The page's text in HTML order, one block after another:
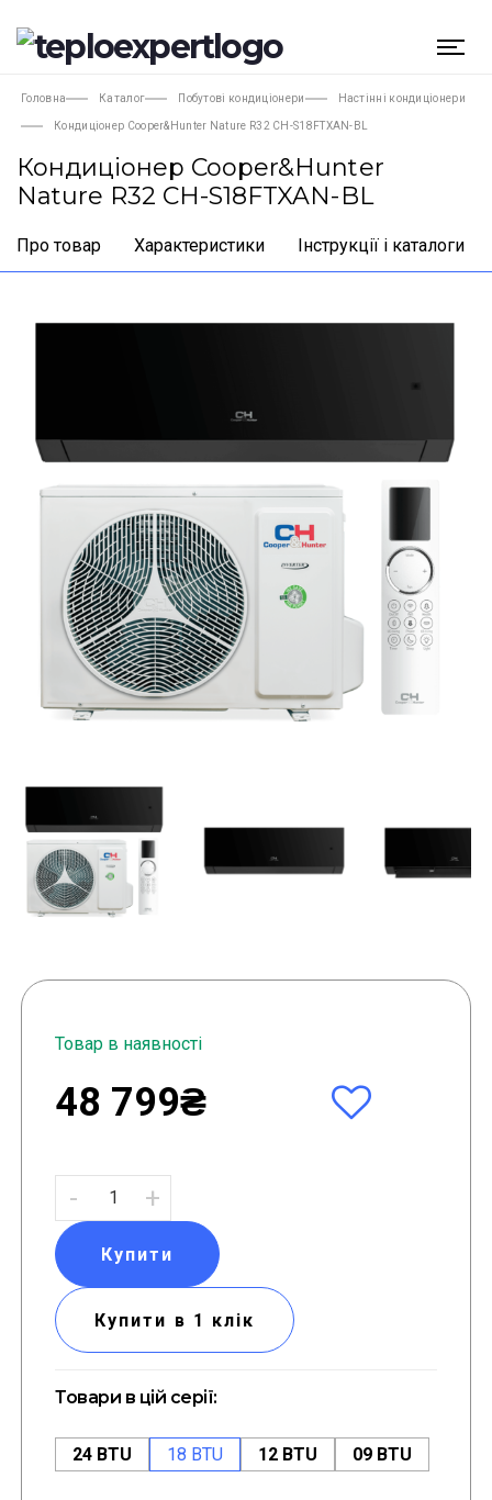
Головна Каталог Побутові кондиціонери Настінні кондиціонери
Кондиціонер Cooper&Hunter Nature R32 CH-S18FTXAN-BL
Кондиціонер Cooper&Hunter
Nature R32 CH-S18FTXAN-BL
Про товар Характеристики Інструкції і каталоги
Товар в наявності
48 799₴
- +
Купити
Купити в 1 клік
Товари в цій серії:
24 BTU 18 BTU 12 BTU 09 BTU